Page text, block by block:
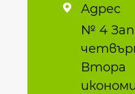

Адрес
№ 4
Втора